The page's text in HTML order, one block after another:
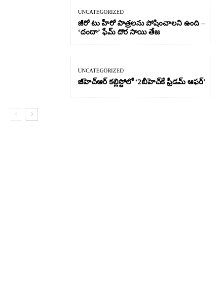
UNCATEGORIZED
జీరో టు హీరో పాత్రలను పోషించాలని ఉంది –
‘దందా’ ఫేమ్ దొర సాయి తేజ
UNCATEGORIZED
జీహెచ్ఆర్‌ కల్లిస్టోలో ‘2బీహెచ్‌కే ఫ్రీడమ్ ఆఫర్’